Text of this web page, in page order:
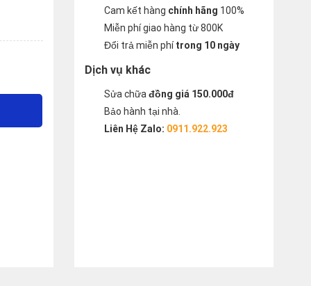
Cam kết hàng chính hãng 100%
Miễn phí giao hàng từ 800K
Đổi trả miễn phítrong 10 ngày
Dịch vụ khác
Sửa chữađồng giá 150.000đ
Bảo hành tại nhà.
Liên Hệ Zalo: 0911.922.923